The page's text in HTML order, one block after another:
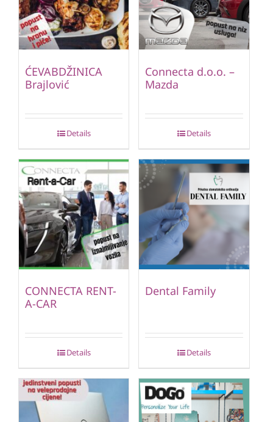
ĆEVABDŽINICA
Brajlović
Details
Connecta d.o.o. –
Mazda
Details
CONNECTA RENT-
A-CAR
Details
Dental Family
Details